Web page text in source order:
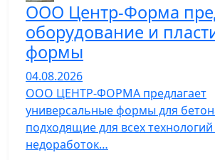
ООО Центр-Форма
оборудование и
формы
04.08.2026
ООО ЦЕНТР-ФОРМА предлагает
универсальные формы для
подходящие для всех
недоработок…